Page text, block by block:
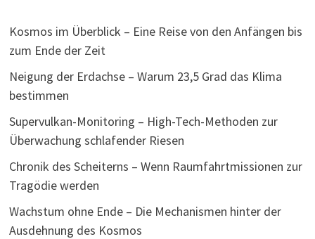
Kosmos im Überblick – Eine Reise von den Anfängen bis
zum Ende der Zeit
Neigung der Erdachse – Warum 23,5 Grad das Klima
bestimmen
Supervulkan-Monitoring – High-Tech-Methoden zur
Überwachung schlafender Riesen
Chronik des Scheiterns – Wenn Raumfahrtmissionen zur
Tragödie werden
Wachstum ohne Ende – Die Mechanismen hinter der
Ausdehnung des Kosmos